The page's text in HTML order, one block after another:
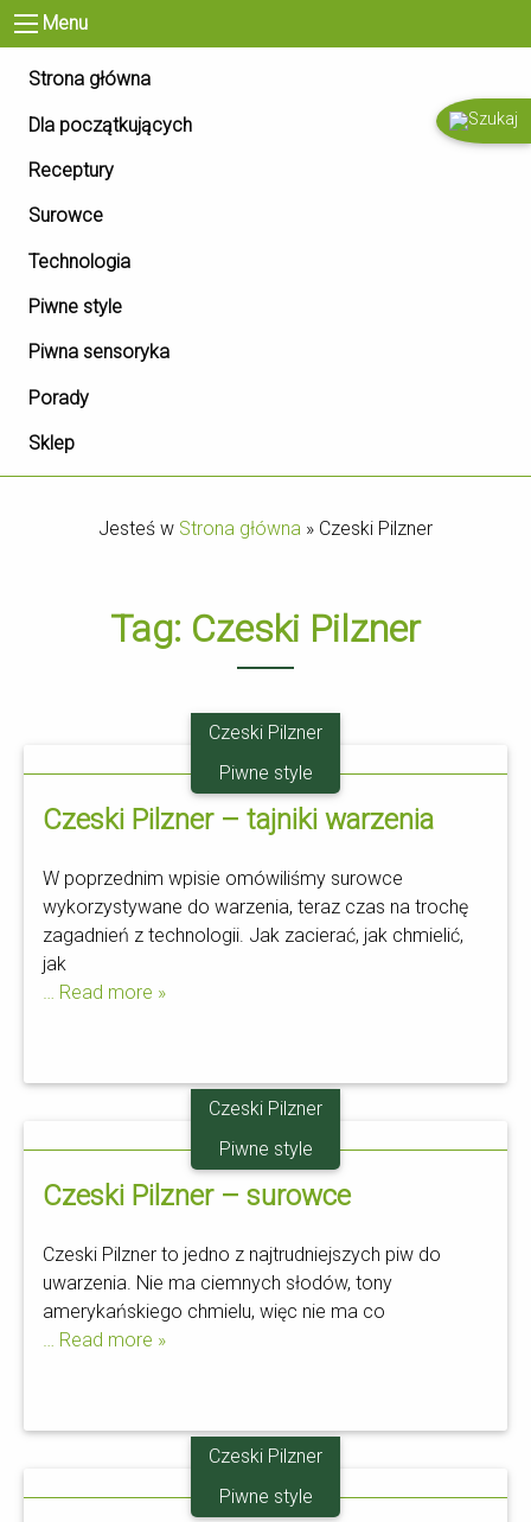
Menu
Strona główna
Dla początkujących
Receptury
Surowce
Technologia
Piwne style
Piwna sensoryka
Porady
Sklep
Jesteś w Strona główna » Czeski Pilzner
Tag: Czeski Pilzner
21.10
Czeski Pilzner
Piwne style
Czeski Pilzner – tajniki warzenia
W poprzednim wpisie omówiliśmy surowce
wykorzystywane do warzenia, teraz czas na trochę
zagadnień z technologii. Jak zacierać, jak chmielić,
jak
… Read more »
21.10
Czeski Pilzner
Piwne style
Czeski Pilzner – surowce
Czeski Pilzner to jedno z najtrudniejszych piw do
uwarzenia. Nie ma ciemnych słodów, tony
amerykańskiego chmielu, więc nie ma co
… Read more »
10.10
Czeski Pilzner
Piwne style